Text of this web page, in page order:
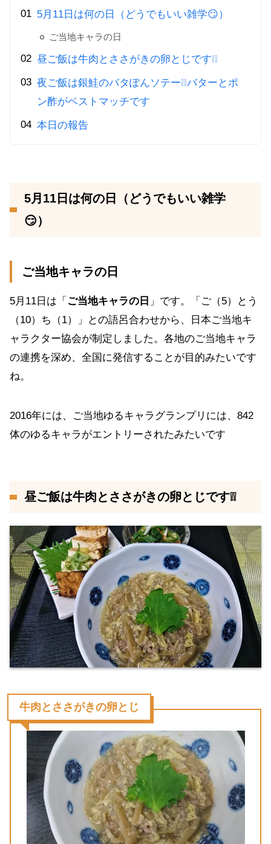
5月11日は何の日（どうでもいい雑学😏）
ご当地キャラの日
昼ご飯は牛肉とささがきの卵とじです❕❕
夜ご飯は銀鮭のバタぽんソテー❕❕バターとポ
ン酢がベストマッチです
本日の報告
5月11日は何の日（どうでもいい雑学
😏）
ご当地キャラの日
5月11日は「 ご当地キャラの日 」です。「ご（5）とう
（10）ち（1）」との語呂合わせから、日本ご当地キ
ャラクター協会が制定しました。各地のご当地キャラ
の連携を深め、全国に発信することが目的みたいです
ね。
2016年には、ご当地ゆるキャラグランプリには、842
体のゆるキャラがエントリーされたみたいです
昼ご飯は牛肉とささがきの卵とじです❕❕
牛肉とささがきの卵とじ